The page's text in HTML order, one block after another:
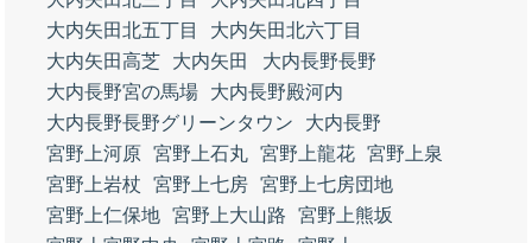
大内矢田北五丁目
大内矢田北六丁目
大内矢田高芝
大内矢田
大内長野長野
大内長野宮の馬場
大内長野殿河内
大内長野長野グリーンタウン
大内長野
宮野上河原 宮野上石丸 宮野上龍花 宮野上泉
宮野上岩杖
宮野上七房 宮野上七房団地
宮野上仁保地 宮野上大山路
宮野上熊坂